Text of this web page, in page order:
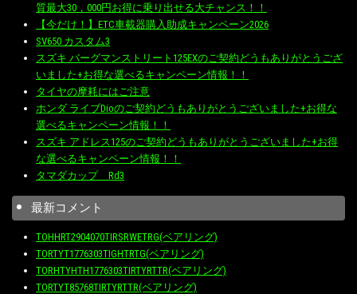
質最大30，000円お得に乗り出せる大チャンス！！
【今だけ！】ETC車載器購入助成キャンペーン2026
SV650 カスタム3
スズキ バーグマンストリート125EXのご契約どうもありがとうござ
いました+お得な選べるキャンペーン情報！！
タイヤの摩耗にはご注意
ホンダ ライブDioのご契約どうもありがとうございました+お得な
選べるキャンペーン情報！！
スズキ アドレス125のご契約どうもありがとうございました+お得
な選べるキャンペーン情報！！
タマダカップ Rd3
最新コメント
TOHHRT2904070TIRSRWETRG(ベアリング)
TORTYT1776303TIGHTRTG(ベアリング)
TORHTYHTH1776303TIRTYRTTR(ベアリング)
TORTYT85768TIRTYRTTR(ベアリング)